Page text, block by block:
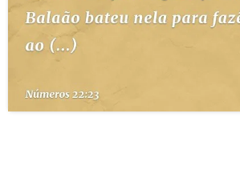
PERGUNTE À BÍBLIA
TERMO BÍBLICO
QUEM SOMOS